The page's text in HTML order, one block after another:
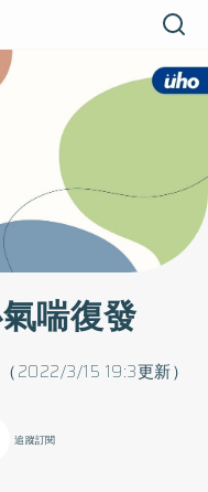
喘復發
2022/3/15 19:3更新）
追蹤訂閱